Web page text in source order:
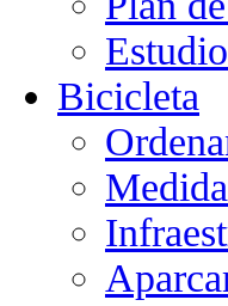
Bicicleta